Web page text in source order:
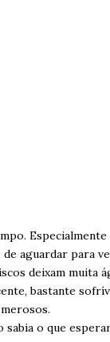
aguardar para
deixam muita
bastante
sabia o que